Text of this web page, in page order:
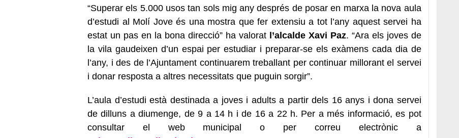
“Superar els 5.000 usos tan sols mig any després de posar en marxa la nova aula
d’estudi al Molí Jove és una mostra que fer extensiu a tot l’any aquest servei ha
estat un pas en la bona direcció” ha valorat l’alcalde Xavi Paz. “Ara els joves de
la vila gaudeixen d’un espai per estudiar i preparar-se els exàmens cada dia de
l’any, i des de l’Ajuntament continuarem treballant per continuar millorant el servei
i donar resposta a altres necessitats que puguin sorgir”.
L’aula d’estudi està destinada a joves i adults a partir dels 16 anys i dona servei
de dilluns a diumenge, de 9 a 14 h i de 16 a 22 h. Per a més informació, es pot
consultar el web municipal o per correu electrònic a